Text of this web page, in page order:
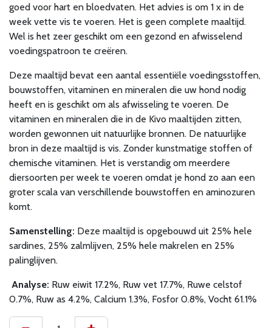
goed voor hart en bloedvaten. Het advies is om 1 x in de
week vette vis te voeren. Het is geen complete maaltijd.
Wel is het zeer geschikt om een gezond en afwisselend
voedingspatroon te creëren.
Deze maaltijd bevat een aantal essentiële voedingsstoffen,
bouwstoffen, vitaminen en mineralen die uw hond nodig
heeft en is geschikt om als afwisseling te voeren. De
vitaminen en mineralen die in de Kivo maaltijden zitten,
worden gewonnen uit natuurlijke bronnen. De natuurlijke
bron in deze maaltijd is vis. Zonder kunstmatige stoffen of
chemische vitaminen. Het is verstandig om meerdere
diersoorten per week te voeren omdat je hond zo aan een
groter scala van verschillende bouwstoffen en aminozuren
komt.
Samenstelling: Deze maaltijd is opgebouwd uit 25% hele
sardines, 25% zalmlijven, 25% hele makrelen en 25%
palinglijven.
Analyse: Ruw eiwit 17.2%, Ruw vet 17.7%, Ruwe celstof
0.7%, Ruw as 4.2%, Calcium 1.3%, Fosfor 0.8%, Vocht 61.1%